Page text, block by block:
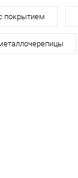
Под заказ
покрытием